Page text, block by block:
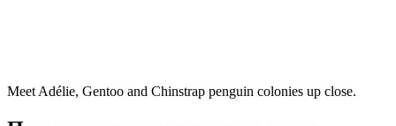
Meet Adélie, Gentoo and Chinstrap penguin colonies up close.